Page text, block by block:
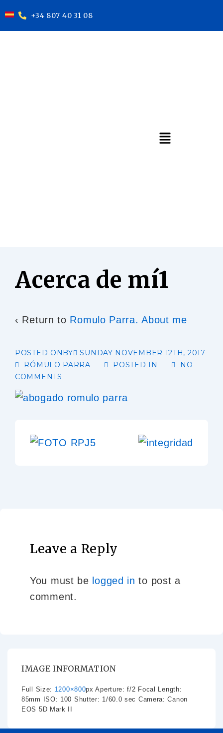
+34 807 40 31 08
Acerca de mí1
‹ Return to Romulo Parra. About me
POSTED ONBY
SUNDAY NOVEMBER 12TH, 2017
RÓMULO PARRA
POSTED IN
NO
COMMENTS
Leave a Reply
You must be logged in to post a
comment.
IMAGE INFORMATION
Full Size: 1200×800px Aperture: f/2 Focal Length:
85mm
ISO: 100 Shutter: 1/60.0 sec Camera: Canon
EOS 5D Mark II